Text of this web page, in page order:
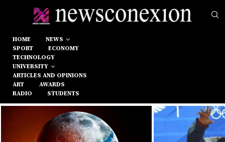
HOME
NEWS
SPORT
ECONOMY
TECHNOLOGY
UNIVERSITY
ARTICLES AND OPINIONS
ART
AWARDS
RADIO
STUDENTS